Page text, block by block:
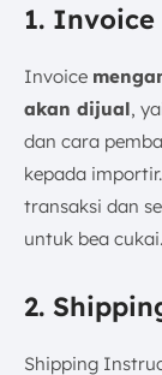
1. Invoice
Invoice
akan dijual,
dan cara
kepada
transaksi dan
untuk bea cukai.
2.
Shipping